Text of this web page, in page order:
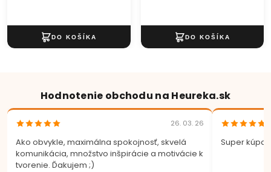
Hodnotenie obchodu na Heureka.sk
26. 03. 26
Ako obvykle, maximálna spokojnosť, skvelá
komunikácia, množstvo inšpirácie a motivácie k
tvorenie. Ďakujem ;)
Super